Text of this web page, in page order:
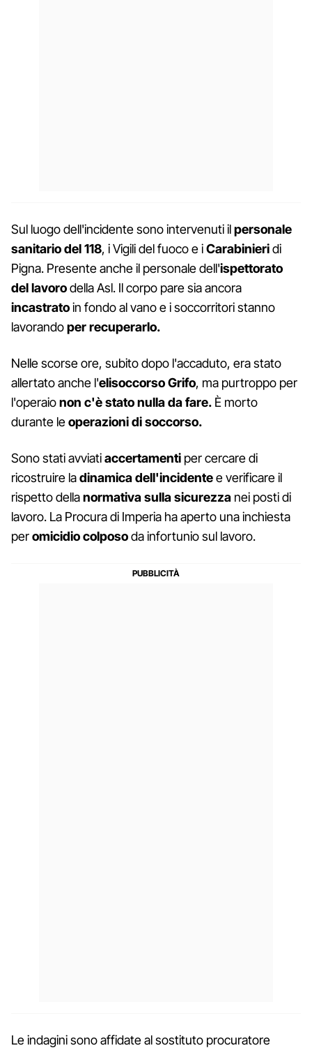
Sul luogo dell'incidente sono intervenuti ilpersonale
sanitario del 118, i Vigili del fuoco e iCarabinieridi
Pigna. Presente anche il personale dell'ispettorato
del lavorodella Asl. Il corpo pare sia ancora
incastratoin fondo al vano e i soccorritori stanno
lavorandoper recuperarlo.
Nelle scorse ore, subito dopo l'accaduto, era stato
allertato anche l'elisoccorso Grifo, ma purtroppo per
l'operaionon c'è stato nulla da fare. È morto
durante leoperazionidi soccorso.
Sono stati avviatiaccertamenti per cercare di
ricostruire ladinamica dell'incidentee verificare il
rispetto dellanormativa sulla sicurezza nei posti di
lavoro. La Procura di Imperia ha aperto una inchiesta
peromicidio colposoda infortunio sul lavoro.
Le indagini sono affidate al sostituto procuratore